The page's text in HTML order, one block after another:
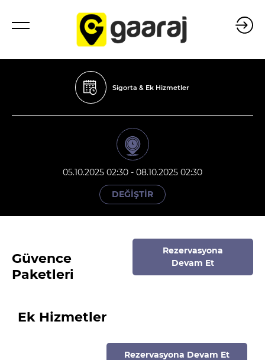
Sigorta & Ek Hizmetler
05.10.2025 02:30 - 08.10.2025 02:30
DEĞİŞTİR
Güvence
Paketleri
Rezervasyona
Devam Et
Ek Hizmetler
Rezervasyona Devam Et